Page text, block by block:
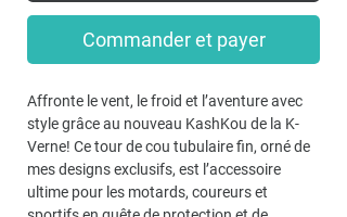
Commander et payer
Affronte le vent, le froid et l’aventure avec
style grâce au nouveau KashKou de la K-
Verne! Ce tour de cou tubulaire fin, orné de
mes designs exclusifs, est l’accessoire
ultime pour les motards, coureurs et